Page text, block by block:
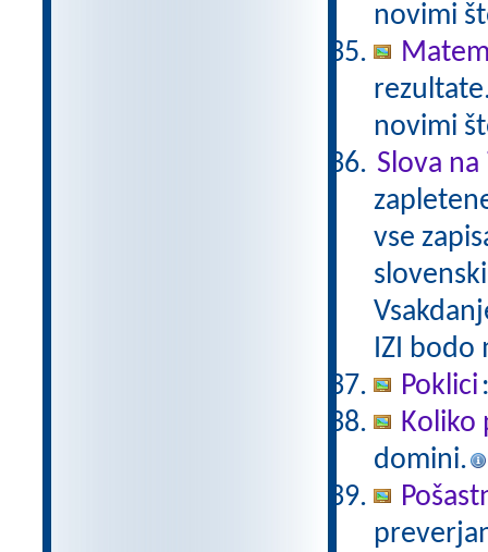
novimi
novimi
Slova na
vse
IZI bodo
Poklici
Koliko
domini.